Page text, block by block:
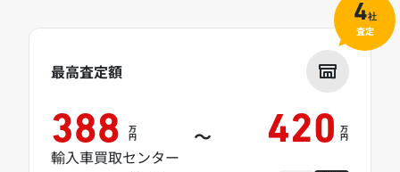
最高査定額
388 万
円 ～ 420 万
円
輸入車買取センター
4社
査定